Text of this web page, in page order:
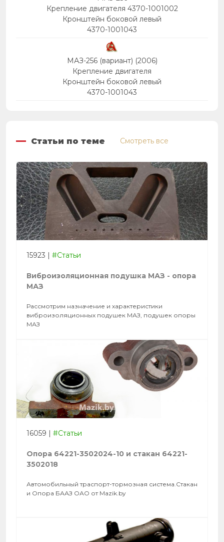
Крепление двигателя 4370-1001002
Кронштейн боковой левый
4370-1001043
МАЗ-256 (вариант) (2006)
Крепление двигателя
Кронштейн боковой левый
4370-1001043
Статьи по теме Смотреть все
15923 | #Статьи
Виброизоляционная подушка МАЗ - опора
МАЗ
Рассмотрим назначение и характеристики
виброизоляционных подушек МАЗ, подушек опоры
МАЗ
16059 | #Статьи
Опора 64221-3502024-10 и стакан 64221-
3502018
Автомобильный траспорт-тормозная система.Стакан
и Опора БААЗ ОАО от Mazik.by